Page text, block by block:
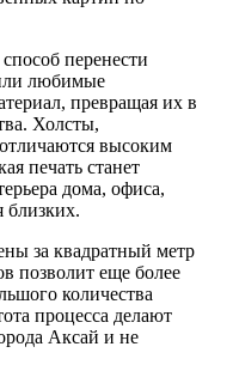
перенести
любимые
превращая их в
Холсты,
высоким
печать станет
дома, офиса,
близких.
за квадратный метр
позволит еще более
количества
процесса делают
Аксай и не